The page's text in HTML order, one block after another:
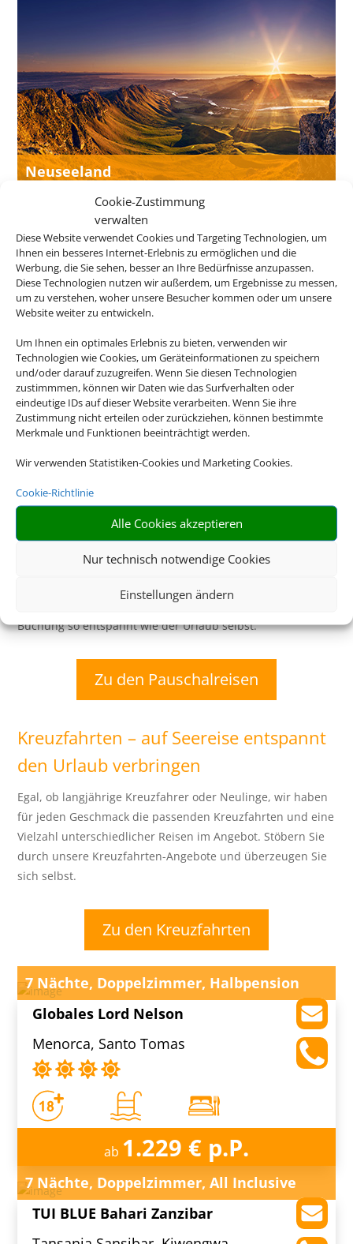
Cookie-Zustimmung
verwalten
Diese Website verwendet Cookies und Targeting Technologien, um
Ihnen ein besseres Internet-Erlebnis zu ermöglichen und die
Werbung, die Sie sehen, besser an Ihre Bedürfnisse anzupassen.
Diese Technologien nutzen wir außerdem, um Ergebnisse zu messen,
um zu verstehen, woher unsere Besucher kommen oder um unsere
Website weiter zu entwickeln.
Um Ihnen ein optimales Erlebnis zu bieten, verwenden wir
Technologien wie Cookies, um Geräteinformationen zu speichern
und/oder darauf zuzugreifen. Wenn Sie diesen Technologien
zustimmmen, können wir Daten wie das Surfverhalten oder
eindeutige IDs auf dieser Website verarbeiten. Wenn Sie ihre
Zustimmung nicht erteilen oder zurückziehen, können bestimmte
Merkmale und Funktionen beeinträchtigt werden.
Wir verwenden Statistiken-Cookies und Marketing Cookies.
Cookie-Richtlinie
Alle Cookies akzeptieren
Nur technisch notwendige Cookies
Einstellungen ändern
Neuseeland
Bayern
Flugtickets und Hotelzimmer sind bei unseren
Pauschalreise-Angeboten bereits inbegriffen. Statt also
verschiedene Einzelbausteine suchen und buchen zu
müssen, können Sie Ihren Urlaub ganz entspannt im
Paket buchen. Auch Zusatzleistungen, wie der Transfer
vom Flughafen sind häufig enthalten. Damit wird die
Buchung so entspannt wie der Urlaub selbst.
Zu den Pauschalreisen
Kreuzfahrten – auf Seereise entspannt
den Urlaub verbringen
Egal, ob langjährige Kreuzfahrer oder Neulinge, wir haben
für jeden Geschmack die passenden Kreuzfahrten und eine
Vielzahl unterschiedlicher Reisen im Angebot. Stöbern Sie
durch unsere Kreuzfahrten-Angebote und überzeugen Sie
sich selbst.
Zu den Kreuzfahrten
7 Nächte, Doppelzimmer, Halbpension
Globales Lord Nelson
Menorca, Santo Tomas
ab 1.229 € p.P.
7 Nächte, Doppelzimmer, All Inclusive
TUI BLUE Bahari Zanzibar